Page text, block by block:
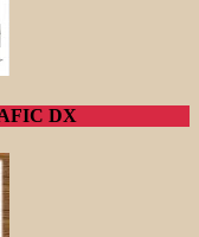
DX